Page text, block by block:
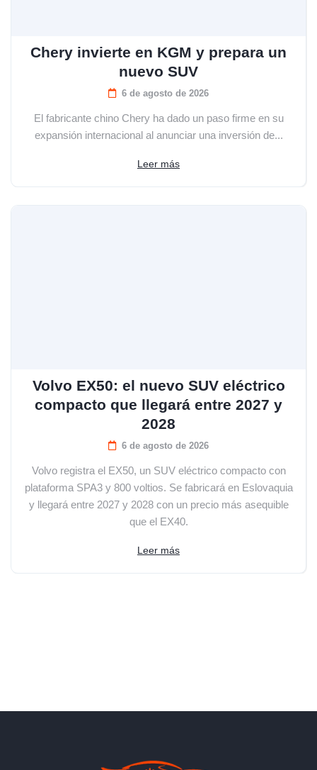
Chery invierte en KGM y prepara un
nuevo SUV
6 de agosto de 2026
El fabricante chino Chery ha dado un paso firme en su
expansión internacional al anunciar una inversión de...
Leer más
Volvo EX50: el nuevo SUV eléctrico
compacto que llegará entre 2027 y
2028
6 de agosto de 2026
Volvo registra el EX50, un SUV eléctrico compacto con
plataforma SPA3 y 800 voltios. Se fabricará en Eslovaquia
y llegará entre 2027 y 2028 con un precio más asequible
que el EX40.
Leer más